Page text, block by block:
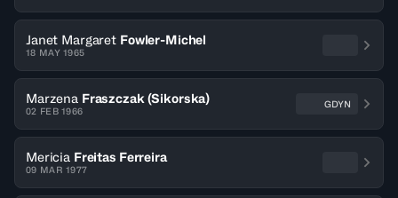
Janet Margaret Fowler-Michel
18 MAY 1965
Marzena Fraszczak (Sikorska)
02 FEB 1966
GDYN
Mericia Freitas Ferreira
09 MAR 1977